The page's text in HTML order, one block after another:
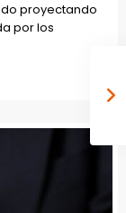
proyectando
por los